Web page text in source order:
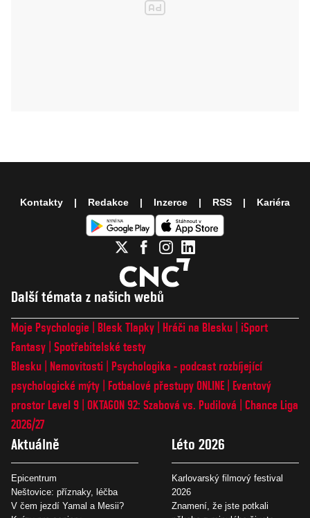
Další témata z našich webů
Moje Psychologie Blesk Tlapky Hráči na Blesku
iSport
Fantasy Spotřebitelské testy
Blesku
Nemovitosti
Psychologika - podcast rozbíjející
psychologické mýty
Fotbalové přestupy ONLINE
Eventový
prostor Level 9 OKTAGON 92: Szabová vs. Pudilová
Chance Liga
2026/27
Aktuálně
Epicentrum
Neštovice: příznaky, léčba
V čem jezdí Yamal a Mesii?
Léto 2026
Karlovarský filmový festival
2026
Znamení, že jste potkali
Kontakty Redakce Inzerce RSS Kariéra